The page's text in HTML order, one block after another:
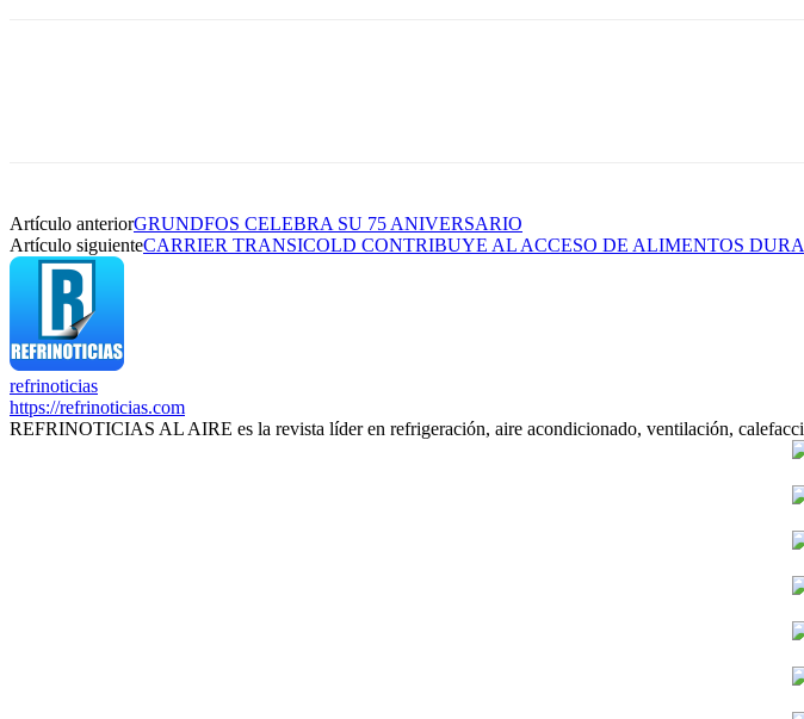
Artículo anteriorGRUNDFOS CELEBRA SU 75 ANIVERSARIO
Artículo siguienteCARRIER TRANSICOLD CONTRIBUYE AL ACCESO DE ALIMENTOS
refrinoticias
https://refrinoticias.com
REFRINOTICIAS AL AIRE es la revista líder en refrigeración, aire acondicionado, ventilación,